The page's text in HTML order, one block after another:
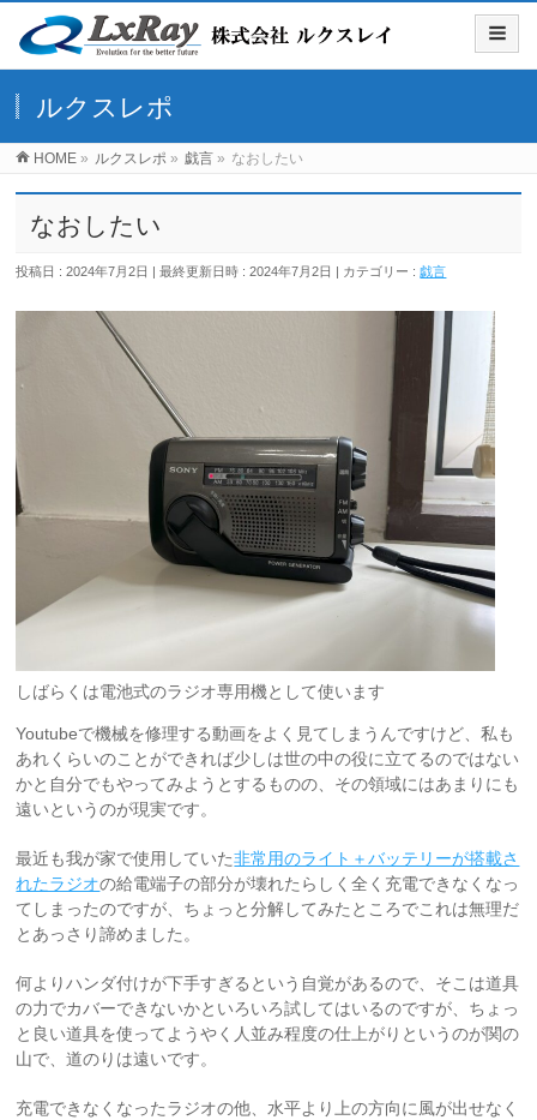
ルクスレポ
HOME » ルクスレポ » 戯言 » なおしたい
なおしたい
投稿日 : 2024年7月2日 最終更新日時 : 2024年7月2日 カテゴリー :戯言
しばらくは電池式のラジオ専用機として使います
Youtubeで機械を修理する動画をよく見てしまうんですけど、私も
あれくらいのことができれば少しは世の中の役に立てるのではない
かと自分でもやってみようとするものの、その領域にはあまりにも
遠いというのが現実です。
最近も我が家で使用していた非常用のライト＋バッテリーが搭載さ
れたラジオの給電端子の部分が壊れたらしく全く充電できなくなっ
てしまったのですが、ちょっと分解してみたところでこれは無理だ
とあっさり諦めました。
何よりハンダ付けが下手すぎるという自覚があるので、そこは道具
の力でカバーできないかといろいろ試してはいるのですが、ちょっ
と良い道具を使ってようやく人並み程度の仕上がりというのが関の
山で、道のりは遠いです。
充電できなくなったラジオの他、水平より上の方向に風が出せなく